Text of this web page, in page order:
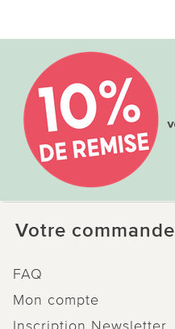
Votre commande
FAQ
Mon compte